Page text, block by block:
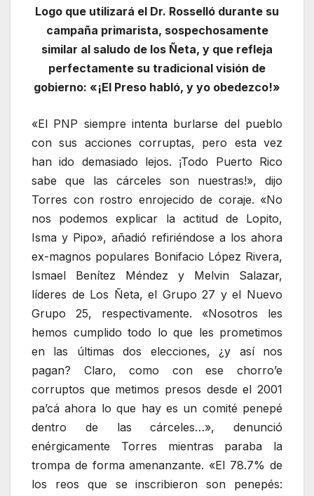
Logo que utilizará el Dr. Rosselló durante su
campaña primarista, sospechosamente
similar al saludo de los Ñeta, y que refleja
perfectamente su tradicional visión de
gobierno: «¡El Preso habló, y yo obedezco!»
«El PNP siempre intenta burlarse del pueblo
con sus acciones corruptas, pero esta vez
han ido demasiado lejos. ¡Todo Puerto Rico
sabe que las cárceles son nuestras!», dijo
Torres con rostro enrojecido de coraje. «No
nos podemos explicar la actitud de Lopito,
Isma y Pipo», añadió refiriéndose a los ahora
ex-magnos populares Bonifacio López Rivera,
Ismael Benítez Méndez y Melvin Salazar,
líderes de Los Ñeta, el Grupo 27 y el Nuevo
Grupo 25, respectivamente. «Nosotros les
hemos cumplido todo lo que les prometimos
en las últimas dos elecciones, ¿y así nos
pagan? Claro, como con ese chorro’e
corruptos que metimos presos desde el 2001
pa’cá ahora lo que hay es un comité penepé
dentro de las cárceles…», denunció
enérgicamente Torres mientras paraba la
trompa de forma amenanzante. «El 78.7% de
los reos que se inscribieron son penepés: